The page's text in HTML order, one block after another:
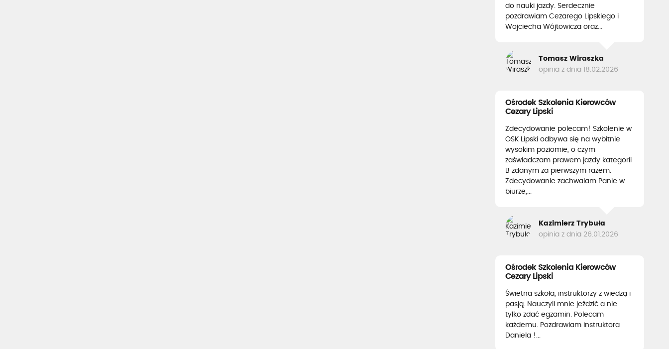
do nauki jazdy. Serdecznie
pozdrawiam Cezarego Lipskiego i
Wojciecha Wójtowicza oraz...
Tomasz Wiraszka
opinia z dnia 18.02.2026
Ośrodek Szkolenia Kierowców
Cezary Lipski
Zdecydowanie polecam! Szkolenie w
OSK Lipski odbywa się na wybitnie
wysokim poziomie, o czym
zaświadczam prawem jazdy kategorii
B zdanym za pierwszym razem.
Zdecydowanie zachwalam Panie w
biurze,...
Kazimierz Trybuła
opinia z dnia 26.01.2026
Ośrodek Szkolenia Kierowców
Cezary Lipski
Świetna szkoła, instruktorzy z wiedzą i
pasją. Nauczyli mnie jeździć a nie
tylko zdać egzamin. Polecam
każdemu. Pozdrawiam instruktora
Daniela !...